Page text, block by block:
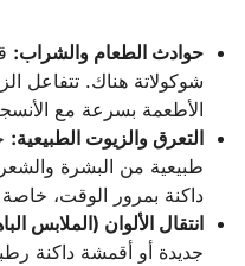
حوادث الطعام والشراب:
شوكولاتة هناك. تتفاعل
الأطعمة بسرعة مع
التعرق والزيوت الطبيعية:
طبيعية من البشرة
داكنة بمرور الوقت،
انتقال الألوان (الملابس
جديدة أو أقمشة داكنة